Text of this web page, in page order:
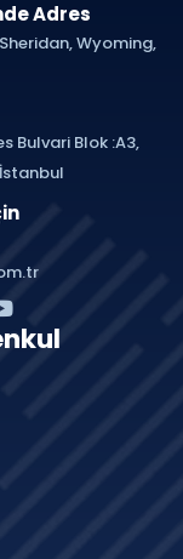
Adres
Wyoming,
Bulvari Blok :A3,